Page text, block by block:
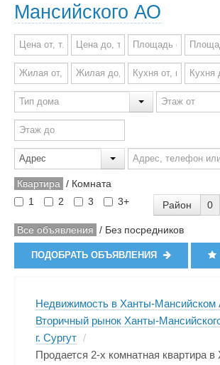
Мансийского АО
Квартира / Комната
1
2 3 3+ Район 0
Все объявления / Без посредников
ПОДОБРАТЬ ОБЪЯВЛЕНИЯ
Недвижимость в Ханты-
Вторичный рынок Ханты-
г. Сургут /
Продается 2-х комнатная квартира